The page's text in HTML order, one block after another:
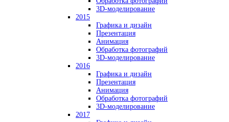
3D-моделирование
2015
Графика и дизайн
Презентация
Анимация
Обработка фотографий
3D-моделирование
2016
Графика и дизайн
Презентация
Анимация
Обработка фотографий
3D-моделирование
2017